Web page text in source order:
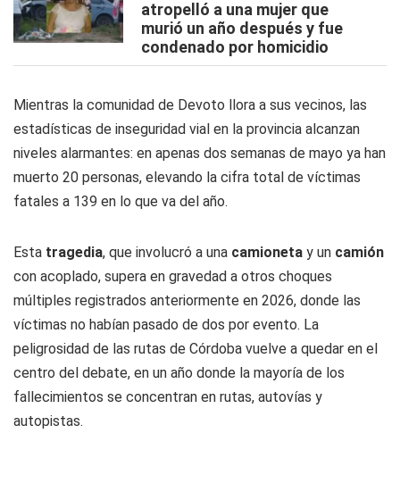
atropelló a una mujer que
murió un año después y fue
condenado por homicidio
Mientras la comunidad de Devoto llora a sus vecinos, las
estadísticas de inseguridad vial en la provincia alcanzan
niveles alarmantes: en apenas dos semanas de mayo ya han
muerto 20 personas, elevando la cifra total de víctimas
fatales a 139 en lo que va del año.
Esta tragedia, que involucró a una camioneta y un camión
con acoplado, supera en gravedad a otros choques
múltiples registrados anteriormente en 2026, donde las
víctimas no habían pasado de dos por evento. La
peligrosidad de las rutas de Córdoba vuelve a quedar en el
centro del debate, en un año donde la mayoría de los
fallecimientos se concentran en rutas, autovías y
autopistas.